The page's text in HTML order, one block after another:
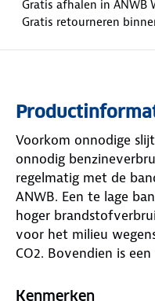
Gratis afhalen in ANWB
Gratis retourneren
Voorkom onnodige
onnodig
regelmatig met de
ANWB. Een te lage
hoger
voor het milieu
CO2. Bovendien is
remweg. Een
Kenmerken